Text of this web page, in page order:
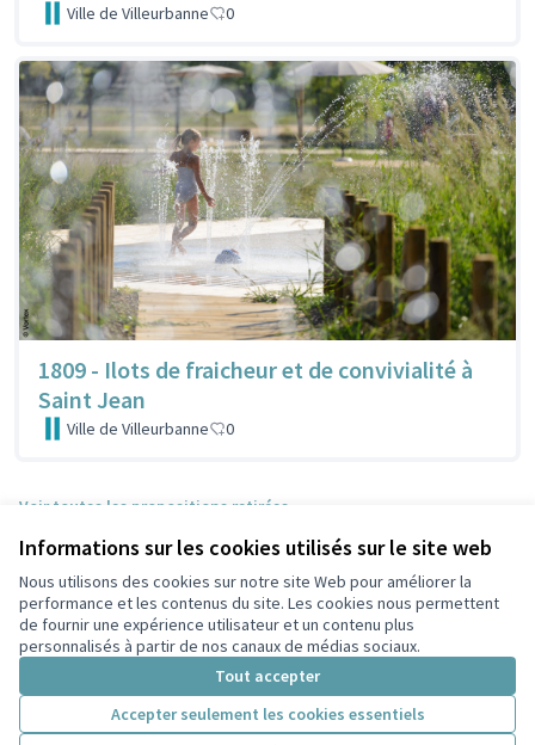
Informations sur les cookies utilisés sur le site web
Nous utilisons des cookies sur notre site Web pour améliorer la
performance et les contenus du site. Les cookies nous permettent
de fournir une expérience utilisateur et un contenu plus
personnalisés à partir de nos canaux de médias sociaux.
Tout accepter
Accepter seulement les cookies essentiels
Ville de Villeurbanne 0
1809 - Ilots de fraicheur et de convivialité à
Saint Jean
Ville de Villeurbanne 0
Voir toutes les propositions retirées
Conditions d'utilisation
Paramètres des cookies
Participez Villeurbanne sur X
(Lien externe)
Participez Villeurbanne sur Facebook
Participez Villeurbanne sur Instagram
Participez Villeurbanne sur YouTube
(Lien externe)
Licence
(Lien